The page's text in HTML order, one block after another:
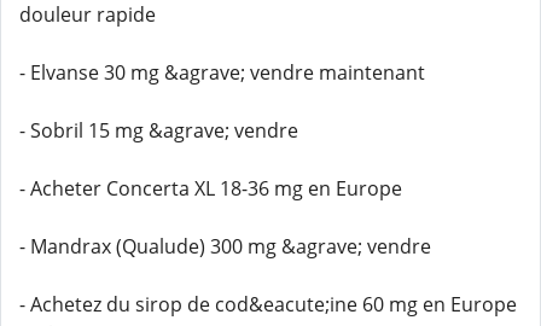
douleur rapide
- Elvanse 30 mg &agrave; vendre maintenant
- Sobril 15 mg &agrave; vendre
- Acheter Concerta XL 18-36 mg en Europe
- Mandrax (Qualude) 300 mg &agrave; vendre
- Achetez du sirop de cod&eacute;ine 60 mg en Europe